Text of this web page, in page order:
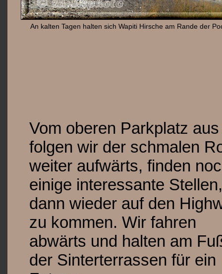
An kalten Tagen halten sich Wapiti Hirsche am Rande der
Vom oberen Parkplatz aus
folgen wir der schmalen
weiter aufwärts, finden
einige interessante
dann wieder auf den
zu kommen. Wir fahren
abwärts und halten am
der Sinterterrassen für ein